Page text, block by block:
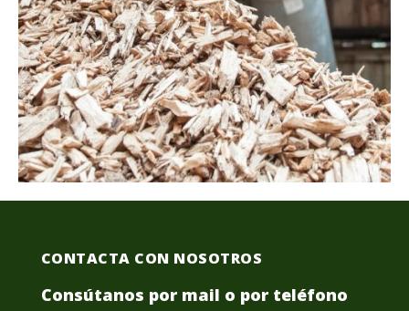
CONTACTA CON NOSOTROS
Consútanos por mail o por teléfono